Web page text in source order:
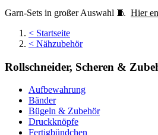
Garn-Sets in großer Auswahl 🧵 Hier
< Startseite
< Nähzubehör
Rollschneider, Scheren &
Aufbewahrung
Bänder
Bügeln & Zubehör
Druckknöpfe
Fertigbündchen